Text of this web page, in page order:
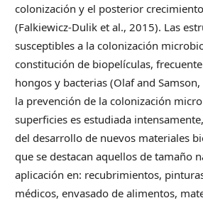
colonización y el posterior
(Falkiewicz-Dulik et al., 2015). Las
susceptibles a la colonización
constitución de biopelículas,
hongos y bacterias (Olaf and
la prevención de la colonización
superficies es estudiada
del desarrollo de nuevos materiales
que se destacan aquellos de tamaño
aplicación en: recubrimientos,
médicos, envasado de alimentos,